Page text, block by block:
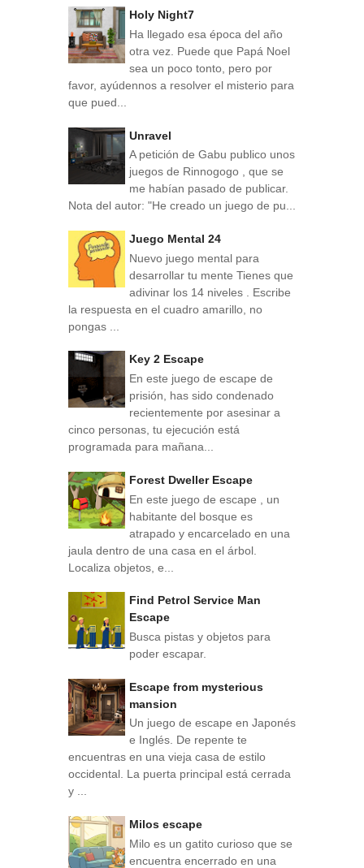
Holy Night7
Ha llegado esa época del año
otra vez. Puede que Papá Noel
sea un poco tonto, pero por
favor, ayúdennos a resolver el misterio para
que pued...
Unravel
A petición de Gabu publico unos
juegos de Rinnogogo , que se
me habían pasado de publicar.
Nota del autor: "He creado un juego de pu...
Juego Mental 24
Nuevo juego mental para
desarrollar tu mente Tienes que
adivinar los 14 niveles . Escribe
la respuesta en el cuadro amarillo, no
pongas ...
Key 2 Escape
En este juego de escape de
prisión, has sido condenado
recientemente por asesinar a
cinco personas, tu ejecución está
programada para mañana...
Forest Dweller Escape
En este juego de escape , un
habitante del bosque es
atrapado y encarcelado en una
jaula dentro de una casa en el árbol.
Localiza objetos, e...
Find Petrol Service Man
Escape
Busca pistas y objetos para
poder escapar.
Escape from mysterious
mansion
Un juego de escape en Japonés
e Inglés. De repente te
encuentras en una vieja casa de estilo
occidental. La puerta principal está cerrada
y ...
Milos escape
Milo es un gatito curioso que se
encuentra encerrado en una